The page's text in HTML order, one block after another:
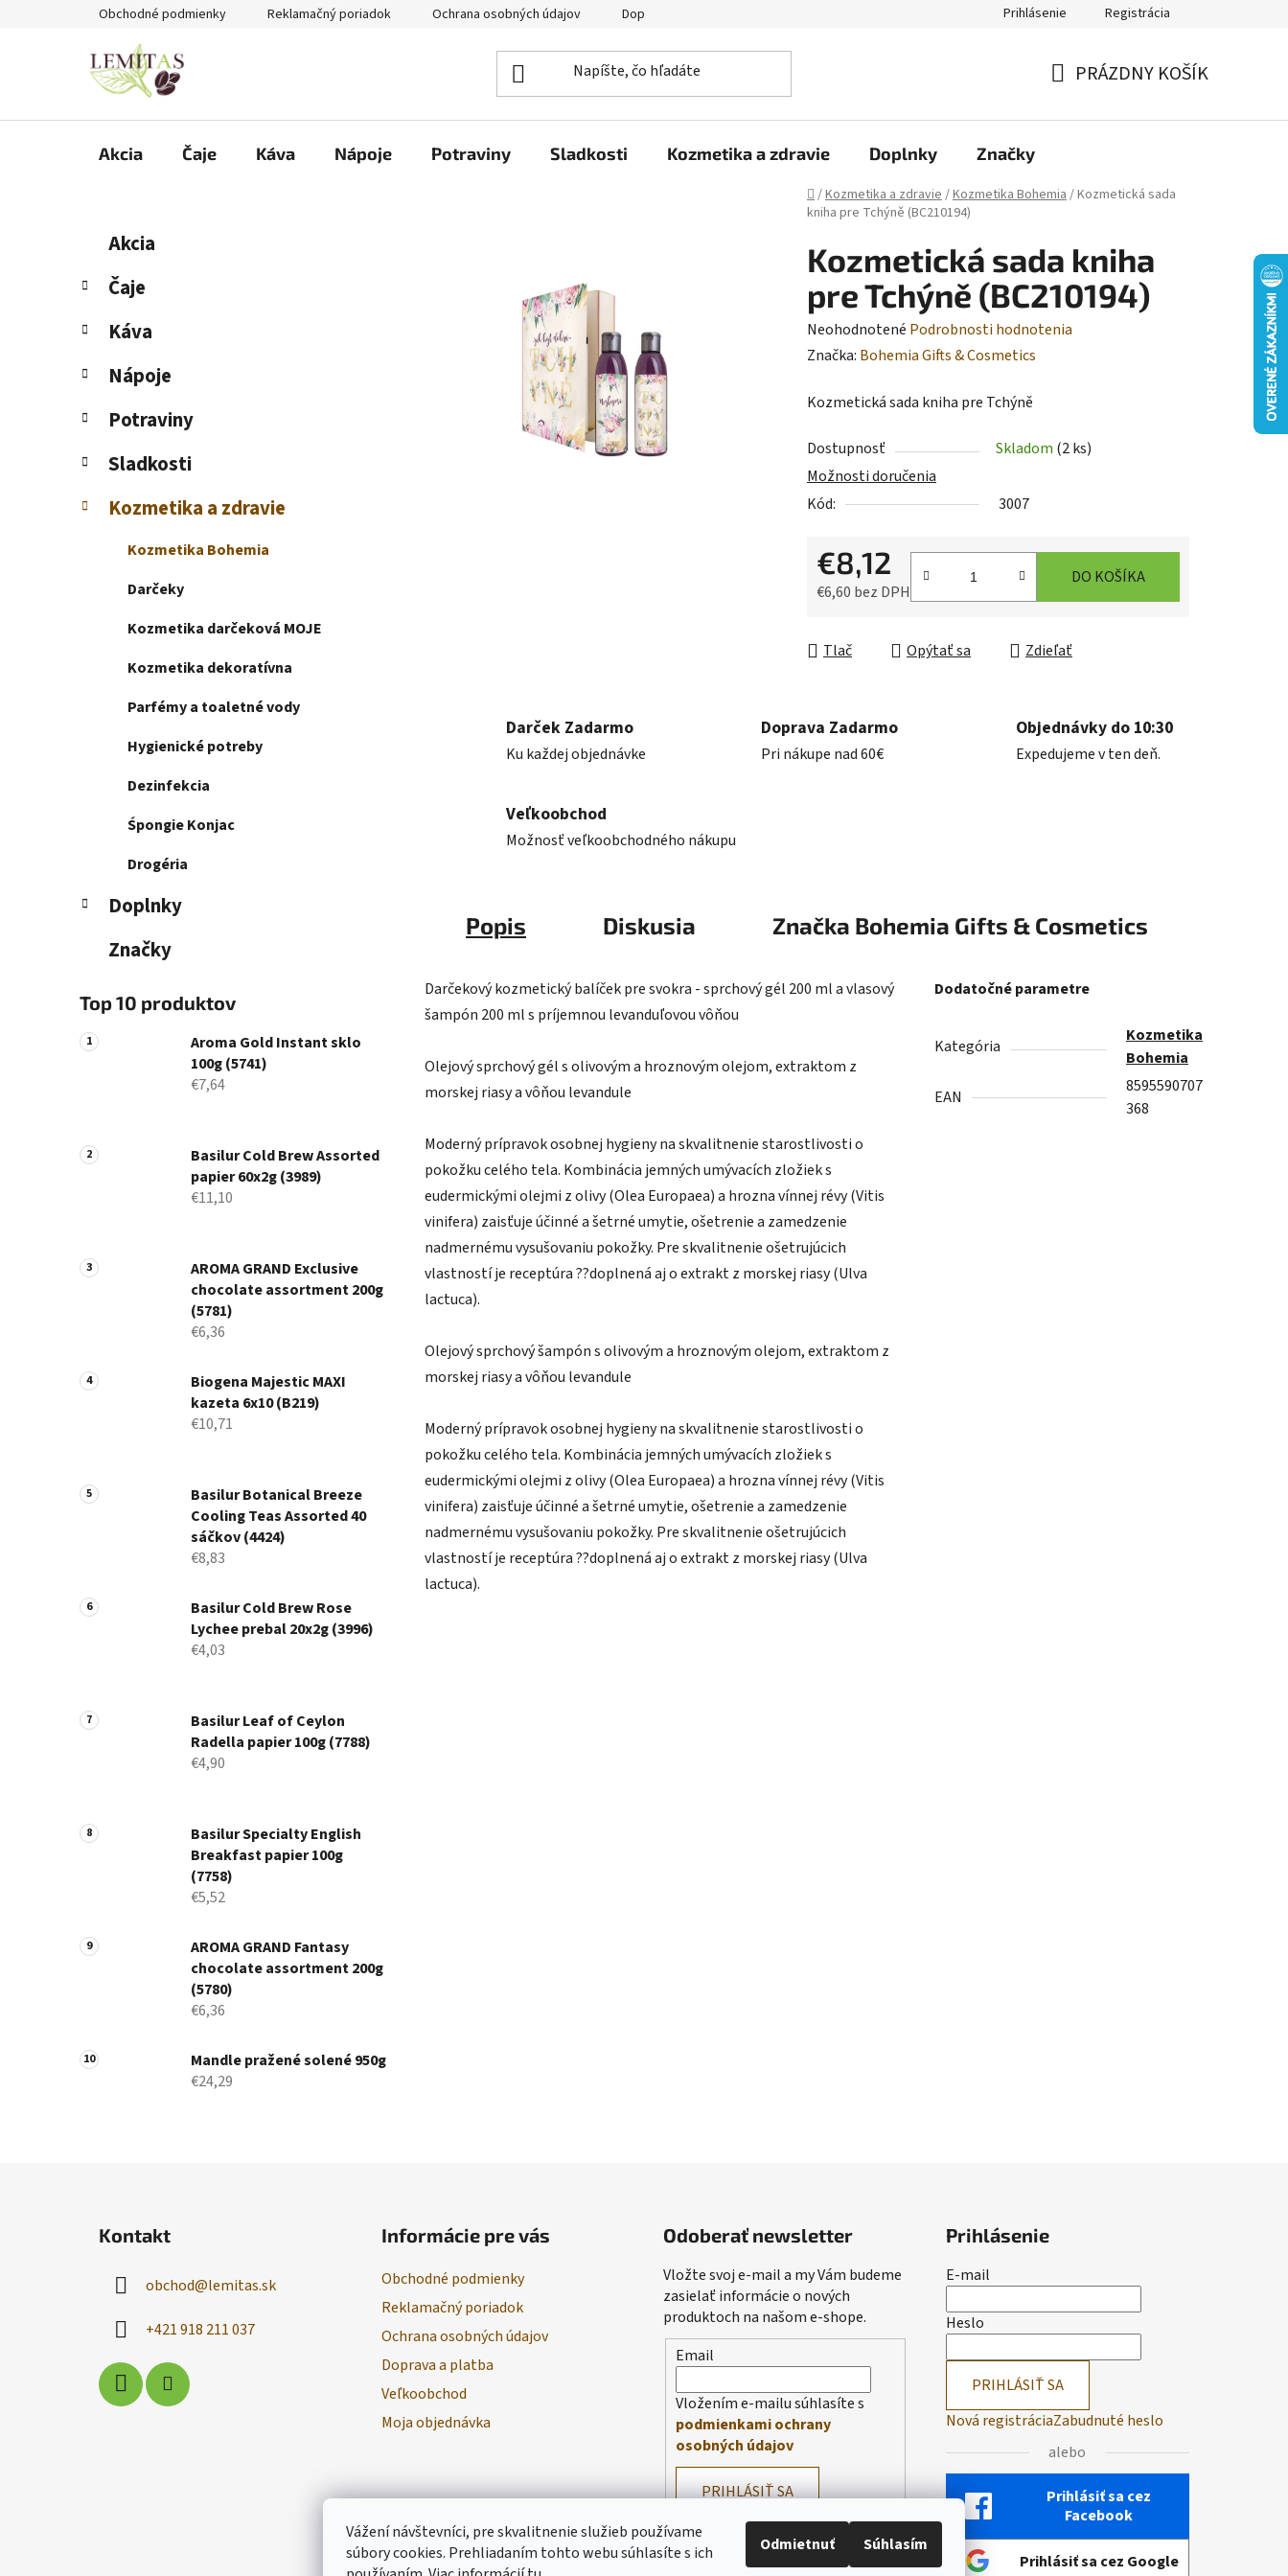
Vážení návštevníci, pre skvalitnenie služieb používame
súbory cookies. Prehliadaním tohto webu súhlasíte s ich
Odmietnuť Súhlasím
Obchodné podmienky Reklamačný poriadok Ochrana osobných údajov Doprava a platba Prihlásenie Registrácia
PRÁZDNY KOŠÍK
Akcia Čaje Káva Nápoje Potraviny Sladkosti Kozmetika a zdravie Doplnky Značky
Domov
/Kozmetika a zdravie/Kozmetika Bohemia/Kozmetická sada
kniha pre Tchýně (BC210194)
č
ý
a
n
l
Preskočiť
kategórie
e
ó
i
Akcia
Čaje
Káva
Nápoje
Potraviny
Sladkosti
Kozmetika a zdravie
Kozmetika Bohemia
Darčeky
Kozmetika darčeková MOJE
Kozmetika dekoratívna
Parfémy a toaletné vody
Hygienické potreby
Dezinfekcia
Śpongie Konjac
Drogéria
Doplnky
Značky
Top 10 produktov
Aroma Gold Instant sklo
100g (5741)
€7,64
Basilur Cold Brew Assorted
papier 60x2g (3989)
€11,10
AROMA GRAND Exclusive
chocolate assortment 200g
(5781)
€6,36
Biogena Majestic MAXI
kazeta 6x10 (B219)
€10,71
Basilur Botanical Breeze
Cooling Teas Assorted 40
sáčkov (4424)
€8,83
Basilur Cold Brew Rose
Lychee prebal 20x2g (3996)
€4,03
Basilur Leaf of Ceylon
Radella papier 100g (7788)
€4,90
Basilur Specialty English
Breakfast papier 100g
(7758)
€5,52
AROMA GRAND Fantasy
chocolate assortment 200g
(5780)
€6,36
Mandle pražené solené 950g
€24,29
Kozmetická sada kniha
pre Tchýně (BC210194)
Priemerné
hodnotenie
je
z
5
hviezdičiek.
Neohodnotené Podrobnosti hodnotenia
Značka: Bohemia Gifts & Cosmetics
Kozmetická sada kniha pre Tchýně
Dostupnosť Skladom (2 ks)
Možnosti doručenia
Kód:
3007
€8,12
€6,60 bez DPH
DO KOŠÍKA
Tlač Opýtať sa Zdieľať
Darček Zadarmo
Ku každej objednávke
Doprava Zadarmo
Pri nákupe nad 60€
Objednávky do 10:30
Expedujeme v ten deň.
Veľkoobchod
Možnosť veľkoobchodného nákupu
Popis Diskusia Značka Bohemia Gifts & Cosmetics
Darčekový kozmetický balíček pre svokra - sprchový gél 200 ml a vlasový
šampón 200 ml s príjemnou levanduľovou vôňou
Olejový sprchový gél s olivovým a hroznovým olejom, extraktom z
morskej riasy a vôňou levandule
Moderný prípravok osobnej hygieny na skvalitnenie starostlivosti o
pokožku celého tela. Kombinácia jemných umývacích zložiek s
eudermickými olejmi z olivy (Olea Europaea) a hrozna vínnej révy (Vitis
vinifera) zaisťuje účinné a šetrné umytie, ošetrenie a zamedzenie
nadmernému vysušovaniu pokožky. Pre skvalitnenie ošetrujúcich
vlastností je receptúra ??doplnená aj o extrakt z morskej riasy (Ulva
lactuca).
Olejový sprchový šampón s olivovým a hroznovým olejom, extraktom z
morskej riasy a vôňou levandule
Moderný prípravok osobnej hygieny na skvalitnenie starostlivosti o
pokožku celého tela. Kombinácia jemných umývacích zložiek s
eudermickými olejmi z olivy (Olea Europaea) a hrozna vínnej révy (Vitis
vinifera) zaisťuje účinné a šetrné umytie, ošetrenie a zamedzenie
nadmernému vysušovaniu pokožky. Pre skvalitnenie ošetrujúcich
vlastností je receptúra ??doplnená aj o extrakt z morskej riasy (Ulva
lactuca).
Dodatočné parametre
Kategória
Kozmetika
Bohemia
EAN
8595590707
368
Kontakt
obchod@lemitas.sk
+421 918 211 037
Informácie pre vás
Obchodné podmienky
Reklamačný poriadok
Ochrana osobných údajov
Doprava a platba
Veľkoobchod
Moja objednávka
Odoberať newsletter
Vložte svoj e-mail a my Vám budeme
zasielať informácie o nových
produktoch na našom e-shope.
Email
Vložením e-mailu súhlasíte s
podmienkami ochrany
osobných údajov
PRIHLÁSIŤ SA
Prihlásenie
E-mail
Heslo
PRIHLÁSIŤ SA
Nová registráciaZabudnuté heslo
alebo
Prihlásiť sa cez
Facebook
Prihlásiť sa cez Google